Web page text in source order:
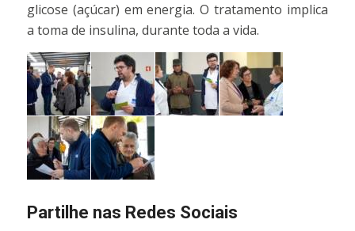
glicose (açúcar) em energia. O tratamento implica
a toma de insulina, durante toda a vida.
Partilhe nas Redes Sociais